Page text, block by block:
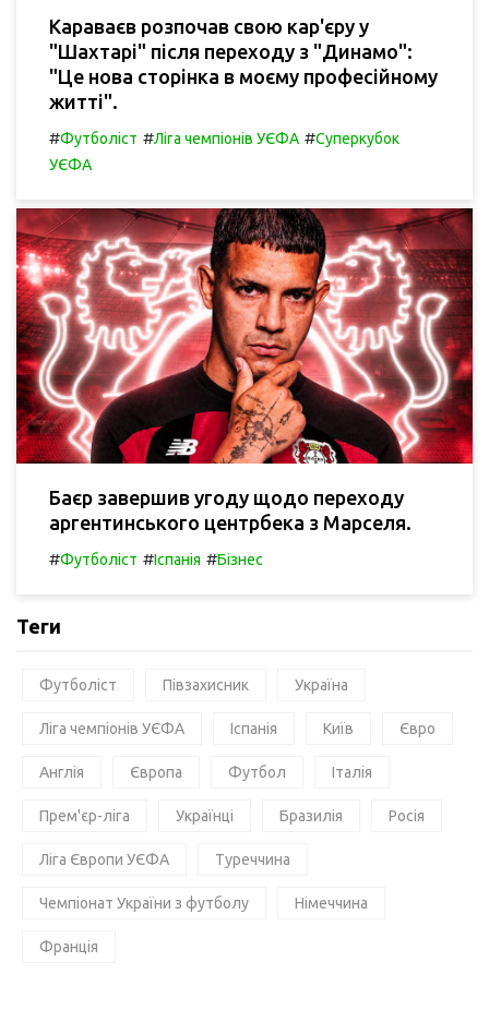
Караваєв розпочав свою кар'єру у
"Шахтарі" після переходу з "Динамо":
"Це нова сторінка в моєму професійному
житті".
#Футболіст #Ліга чемпіонів УЄФА #Суперкубок
УЄФА
Баєр завершив угоду щодо переходу
аргентинського центрбека з Марселя.
#Футболіст #Іспанія #Бізнес
Теги
Футболіст Півзахисник Україна
Ліга чемпіонів УЄФА Іспанія Київ Євро
Англія Європа Футбол Італія
Прем'єр-ліга Українці Бразилія Росія
Ліга Європи УЄФА Туреччина
Чемпіонат України з футболу Німеччина
Франція